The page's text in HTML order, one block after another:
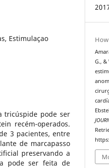
Estimulaçao
tricúspide pode ser
recém-operados.
3 pacientes, entre
de marcapasso
preservando a
pode ser feita de
G., &